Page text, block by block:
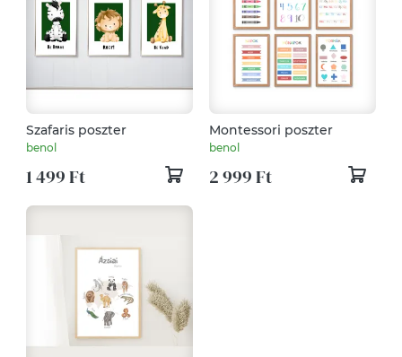
Szafaris poszter
benol
1 499 Ft
Montessori poszter
benol
2 999 Ft